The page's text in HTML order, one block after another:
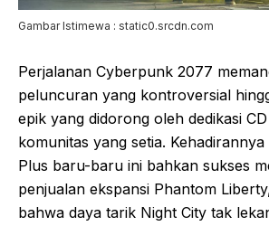
Gambar Istimewa : static0.srcdn.com
Perjalanan Cyberpunk 2077
peluncuran yang kontroversial
epik yang didorong oleh dedikasi
komunitas yang setia.
Plus baru-baru ini bahkan sukses
penjualan ekspansi Phantom
bahwa daya tarik Night City tak